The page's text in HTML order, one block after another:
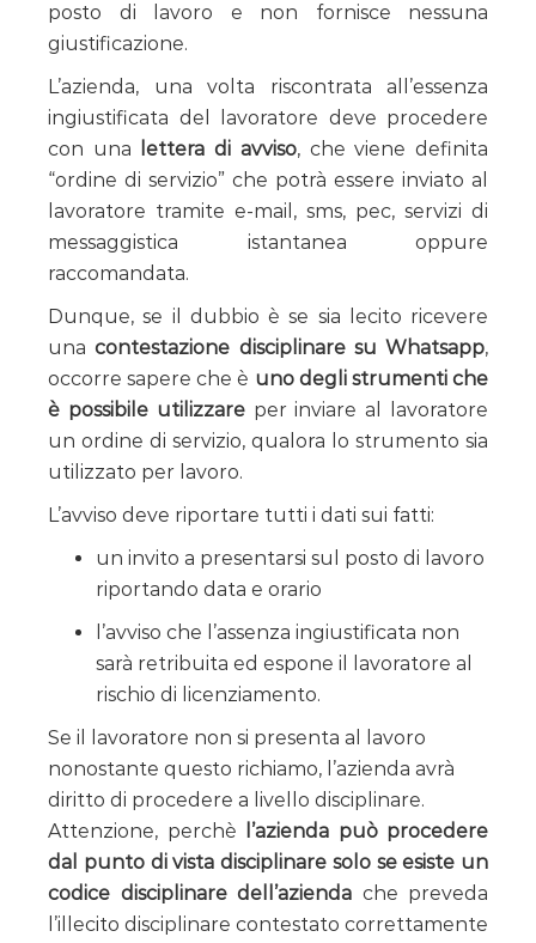
posto di lavoro e non fornisce nessuna
giustificazione.
L’azienda, una volta riscontrata all’essenza
ingiustificata del lavoratore deve procedere
con una
lettera di avviso, che viene definita
“ordine di servizio” che potrà essere inviato al
lavoratore tramite e-mail, sms, pec, servizi di
messaggistica istantanea oppure
raccomandata.
Dunque, se il dubbio è se sia lecito ricevere
unacontestazione disciplinare su Whatsapp,
occorre sapere che è uno degli strumenti che
è possibile utilizzareper inviare al lavoratore
un ordine di servizio, qualora lo strumento sia
utilizzato per lavoro.
L’avviso deve riportare tutti i dati sui fatti:
un invito a presentarsi sul posto di lavoro
riportando data e orario
l’avviso che l’assenza ingiustificata non
sarà retribuita ed espone il lavoratore al
rischio di licenziamento.
Se il lavoratore non si presenta al lavoro
nonostante questo richiamo, l’azienda avrà
diritto di procedere a livello disciplinare.
Attenzione, perchè
l’azienda può procedere
dal punto di vista disciplinare solo se esiste un
codice disciplinare dell’azienda che preveda
l’illecito disciplinare contestato correttamente